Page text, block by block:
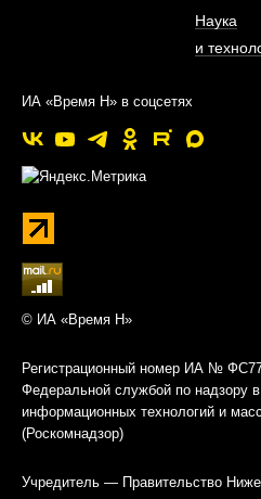
Наука
и
ИА «Время Н» в соцсетях
© ИА «Время Н»
Регистрационный номер ИА №
Федеральной службой по надзору
информационных технологий и
(Роскомнадзор)
Учредитель — Правительство